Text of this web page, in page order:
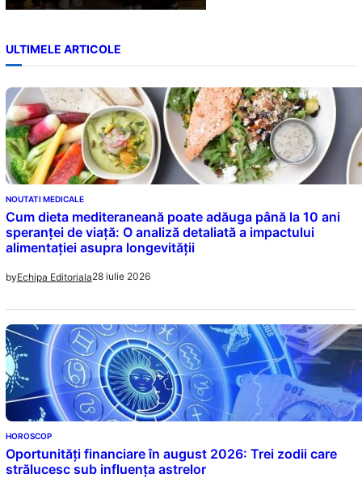
ULTIMELE ARTICOLE
NOUTATI MEDICALE
Cum dieta mediteraneană poate adăuga până la 10 ani
speranței de viață: O analiză detaliată a impactului
alimentației asupra longevității
byEchipa Editoriala28 iulie 2026
HOROSCOP
Oportunități financiare în august 2026: Trei zodii care
strălucesc sub influența astrelor